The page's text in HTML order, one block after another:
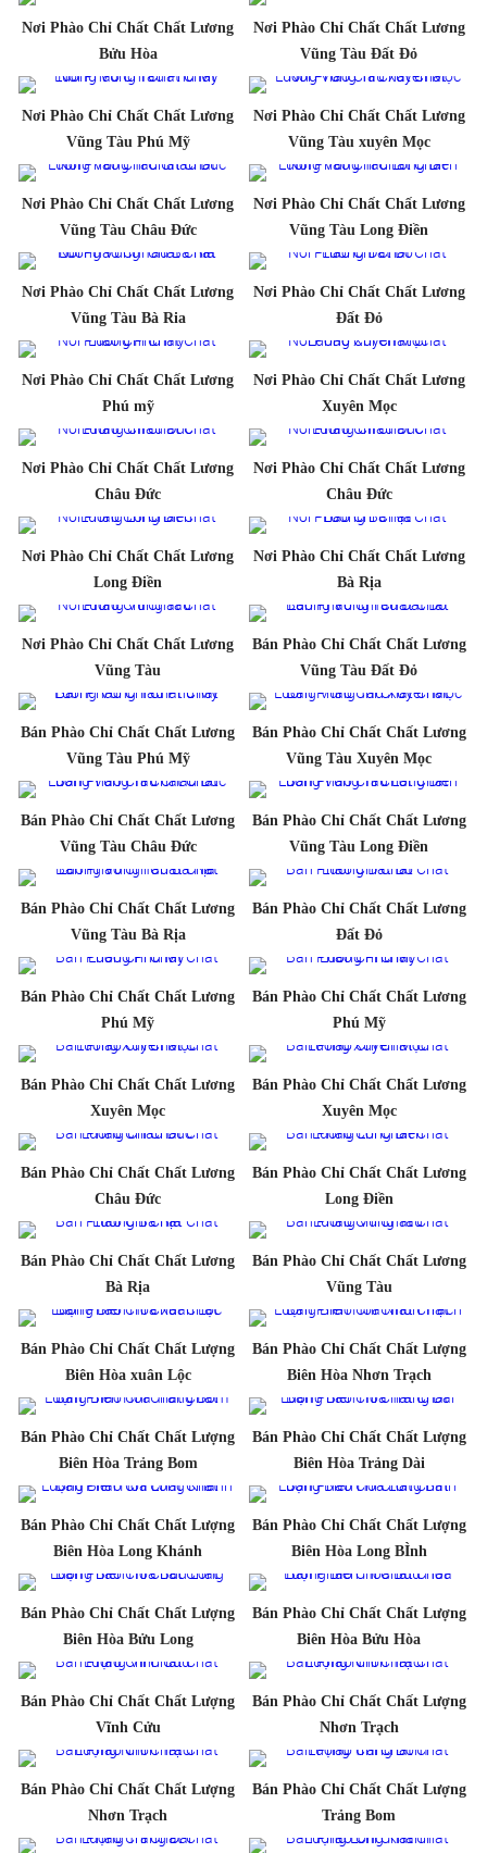
Nơi Phào Chỉ Chất Chất Lương
Bửu Hòa
Nơi Phào Chỉ Chất Chất Lương
Vũng Tàu Đất Đỏ
Nơi Phào Chỉ Chất Chất Lương
Vũng Tàu Phú Mỹ
Nơi Phào Chỉ Chất Chất Lương
Vũng Tàu xuyên Mọc
Nơi Phào Chỉ Chất Chất Lương
Vũng Tàu Châu Đức
Nơi Phào Chỉ Chất Chất Lương
Vũng Tàu Long Điền
Nơi Phào Chỉ Chất Chất Lương
Vũng Tàu Bà Ria
Nơi Phào Chỉ Chất Chất Lương
Đất Đỏ
Nơi Phào Chỉ Chất Chất Lương
Phú mỹ
Nơi Phào Chỉ Chất Chất Lương
Xuyên Mọc
Nơi Phào Chỉ Chất Chất Lương
Châu Đức
Nơi Phào Chỉ Chất Chất Lương
Châu Đức
Nơi Phào Chỉ Chất Chất Lương
Long Điền
Nơi Phào Chỉ Chất Chất Lương
Bà Rịa
Nơi Phào Chỉ Chất Chất Lương
Vũng Tàu
Bán Phào Chỉ Chất Chất Lương
Vũng Tàu Đất Đỏ
Bán Phào Chỉ Chất Chất Lương
Vũng Tàu Phú Mỹ
Bán Phào Chỉ Chất Chất Lương
Vũng Tàu Xuyên Mọc
Bán Phào Chỉ Chất Chất Lương
Vũng Tàu Châu Đức
Bán Phào Chỉ Chất Chất Lương
Vũng Tàu Long Điền
Bán Phào Chỉ Chất Chất Lương
Vũng Tàu Bà Rịa
Bán Phào Chỉ Chất Chất Lương
Đất Đỏ
Bán Phào Chỉ Chất Chất Lương
Phú Mỹ
Bán Phào Chỉ Chất Chất Lương
Phú Mỹ
Bán Phào Chỉ Chất Chất Lương
Xuyên Mọc
Bán Phào Chỉ Chất Chất Lương
Xuyên Mọc
Bán Phào Chỉ Chất Chất Lương
Châu Đức
Bán Phào Chỉ Chất Chất Lương
Long Điền
Bán Phào Chỉ Chất Chất Lương
Bà Rịa
Bán Phào Chỉ Chất Chất Lương
Vũng Tàu
Bán Phào Chỉ Chất Chất Lượng
Biên Hòa xuân Lộc
Bán Phào Chỉ Chất Chất Lượng
Biên Hòa Nhơn Trạch
Bán Phào Chỉ Chất Chất Lượng
Biên Hòa Trảng Bom
Bán Phào Chỉ Chất Chất Lượng
Biên Hòa Trảng Dài
Bán Phào Chỉ Chất Chất Lượng
Biên Hòa Long Khánh
Bán Phào Chỉ Chất Chất Lượng
Biên Hòa Long BÌnh
Bán Phào Chỉ Chất Chất Lượng
Biên Hòa Bửu Long
Bán Phào Chỉ Chất Chất Lượng
Biên Hòa Bửu Hòa
Bán Phào Chỉ Chất Chất Lượng
Vĩnh Cửu
Bán Phào Chỉ Chất Chất Lượng
Nhơn Trạch
Bán Phào Chỉ Chất Chất Lượng
Nhơn Trạch
Bán Phào Chỉ Chất Chất Lượng
Trảng Bom